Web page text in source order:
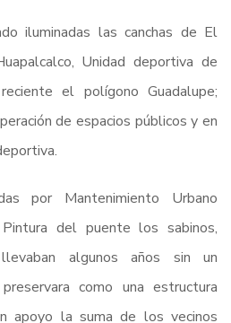
iluminadas las canchas de El
Unidad deportiva de
el polígono Guadalupe;
de espacios públicos y en
por Mantenimiento Urbano
del puente los sabinos,
algunos años sin un
como una estructura
apoyo la suma de los vecinos